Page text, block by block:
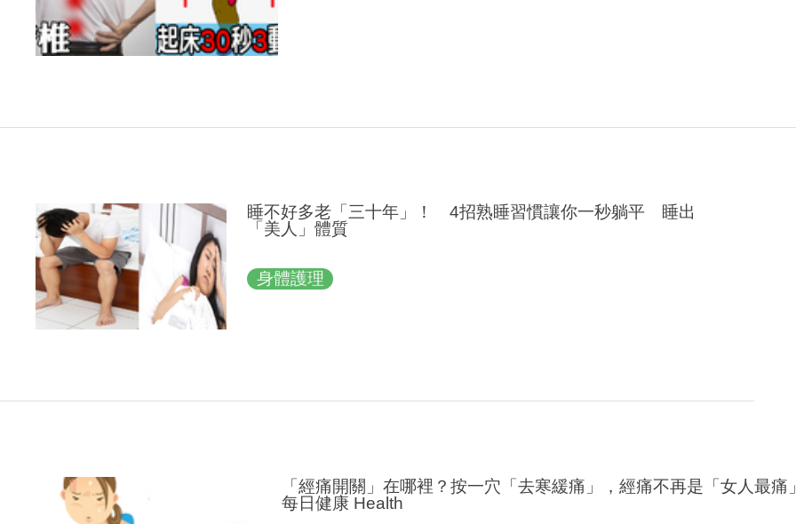
睡不好多老「三十年」！ 4招熟睡習慣讓你一秒躺平 睡出
「美人」體質
身體護理
「經痛開關」在哪裡？按一穴「去寒緩痛」，經痛不再是「女人最痛
每日健康 Health